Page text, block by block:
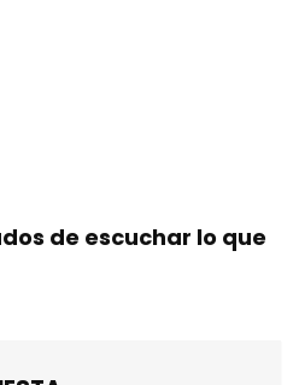
de escuchar lo que